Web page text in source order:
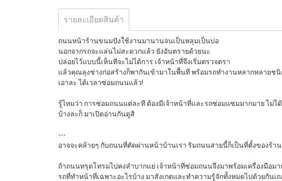
รายละเอียดสินค้า
ถนนหน้าร้านขนมปังใช้งานมานานจนเป็นหลุมเป็นบ่อ
นอกจากรถจะแล่นไม่สะดวกแล้ว ยังอันตรายด้วยนะ
ปล่อยไว้แบบนี้เห็นทีจะไม่ได้การ เจ้าหน้าที่จึงเริ่มตรวจตรา
แล้วคุณลุงช่างก่อสร้างก็พากันเข้ามาในพื้นที่ พร้อมรถทำงานหลากหลายชนิ
เอาละ ได้เวลาซ่อมถนนแล้ว!
รู้ไหมว่า การซ่อมถนนแต่ละที ต้องมีเจ้าหน้าที่และรถซ่อมแซมมากมาย ไม่ไ
บ้างละก็ มาเปิดอ่านกันดูสิ
---
อาจจะคล้ายๆ กับถนนที่ตัดผ่านหน้าบ้านเรา ริมถนนสายนี้ก็เป็นที่ตั้งของร้
ถ้าถนนทรุดโทรมไปคงลำบากแย่ เจ้าหน้าที่ซ่อมถนนจึงมาพร้อมเครื่องมือ
รถที่ทำหน้าที่เฉพาะอะไรบ้าง มาสังเกตและทำความรู้จักทั้งหมดไปด้วยกันเถ